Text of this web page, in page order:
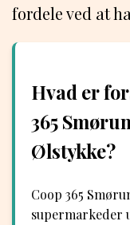
fordele ved at
Hvad er
365
Ølstykke?
Coop 365
supermarkeder